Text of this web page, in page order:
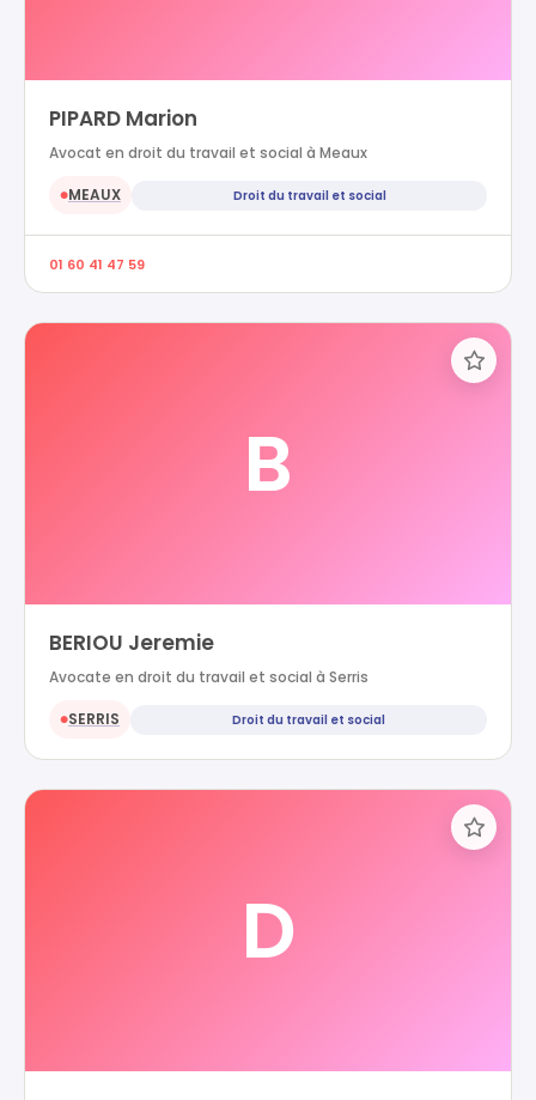
PIPARD Marion
Avocat en droit du travail et social à Meaux
●MEAUX Droit du travail et social
01 60 41 47 59
B
BERIOU Jeremie
Avocate en droit du travail et social à Serris
●SERRIS Droit du travail et social
D